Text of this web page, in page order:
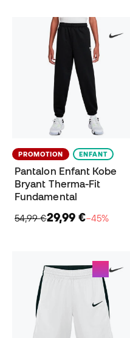
PROMOTION ENFANT
Pantalon Enfant Kobe
Bryant Therma-Fit
Fundamental
54,99 €29,99 €−45%